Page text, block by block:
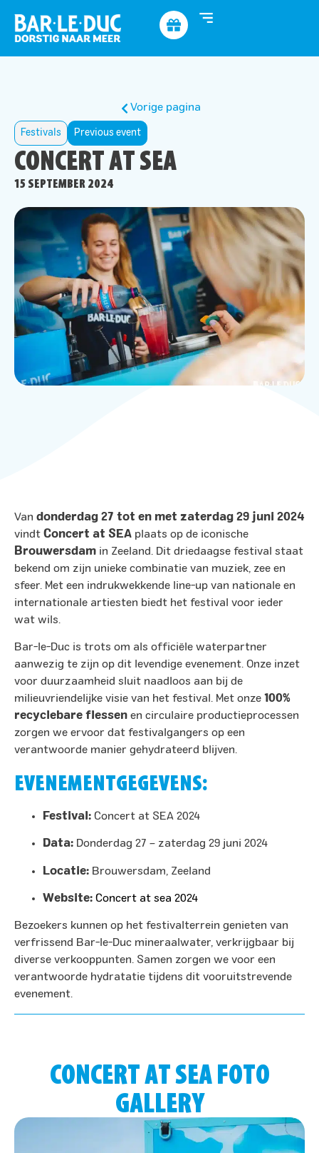
Vorige pagina
Festivals Previous event
CONCERT AT SEA
15 SEPTEMBER 2024
Van donderdag 27 tot en met zaterdag 29 juni 2024
vindt Concert at SEA plaats op de iconische
Brouwersdam in Zeeland. Dit driedaagse festival staat
bekend om zijn unieke combinatie van muziek, zee en
sfeer. Met een indrukwekkende line-up van nationale en
internationale artiesten biedt het festival voor ieder
wat wils.​
Bar-le-Duc is trots om als officiële waterpartner
aanwezig te zijn op dit levendige evenement. Onze inzet
voor duurzaamheid sluit naadloos aan bij de
milieuvriendelijke visie van het festival. Met onze 100%
recyclebare flessen en circulaire productieprocessen
zorgen we ervoor dat festivalgangers op een
verantwoorde manier gehydrateerd blijven.​
EVENEMENTGEGEVENS:
Festival: Concert at SEA 2024
Data: Donderdag 27 – zaterdag 29 juni 2024
Locatie: Brouwersdam, Zeeland
Website: Concert at sea 2024
Bezoekers kunnen op het festivalterrein genieten van
verfrissend Bar-le-Duc mineraalwater, verkrijgbaar bij
diverse verkooppunten. Samen zorgen we voor een
verantwoorde hydratatie tijdens dit vooruitstrevende
evenement.
CONCERT AT SEA FOTO
GALLERY